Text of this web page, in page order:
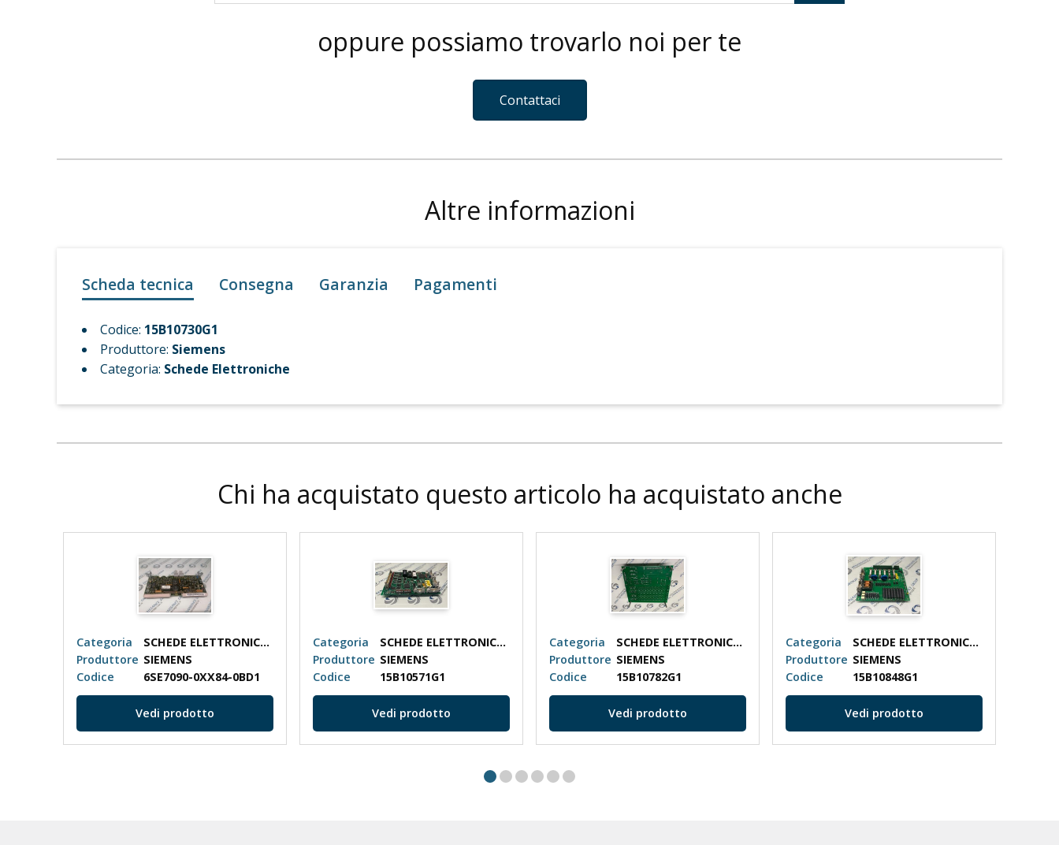
oppure possiamo trovarlo noi per te
Contattaci
Altre informazioni
Scheda tecnica Consegna Garanzia Pagamenti
Codice: 15B10730G1
Produttore: Siemens
Categoria: Schede Elettroniche
Chi ha acquistato questo articolo ha acquistato anche
Categoria
SCHEDE ELETTRONICHE
Produttore SIEMENS
Codice
6SE7090-0XX84-0BD1
Vedi prodotto
Categoria
SCHEDE ELETTRONICHE
Produttore SIEMENS
Codice
15B10571G1
Vedi prodotto
Categoria
SCHEDE ELETTRONICHE
Produttore SIEMENS
Codice
15B10782G1
Vedi prodotto
Categoria
SCHEDE ELETTRONICHE
Produttore SIEMENS
Codice
15B10848G1
Vedi prodotto